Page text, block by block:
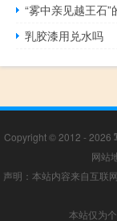
“雾中亲见越王石”
乳胶漆用兑水吗
Copyright © 2012 - 2026
网站
声明：本站内容来自互联
本站仅为